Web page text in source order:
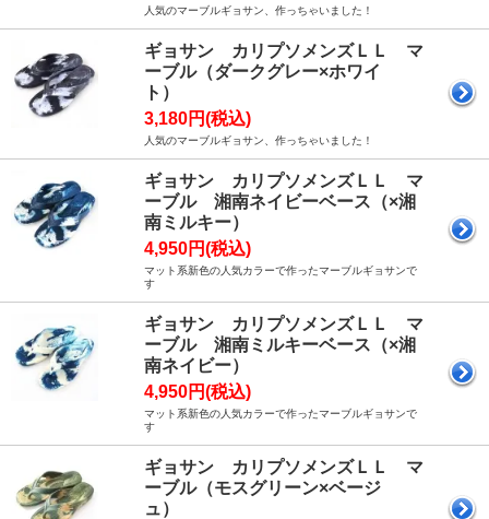
人気のマーブルギョサン、作っちゃいました！
ギョサン カリプソメンズＬＬ マ
ーブル（ダークグレー×ホワイ
ト）
3,180円(税込)
人気のマーブルギョサン、作っちゃいました！
ギョサン カリプソメンズＬＬ マ
ーブル 湘南ネイビーベース（×湘
南ミルキー）
4,950円(税込)
マット系新色の人気カラーで作ったマーブルギョサンで
す
ギョサン カリプソメンズＬＬ マ
ーブル 湘南ミルキーベース（×湘
南ネイビー）
4,950円(税込)
マット系新色の人気カラーで作ったマーブルギョサンで
す
ギョサン カリプソメンズＬＬ マ
ーブル（モスグリーン×ベージ
ュ）